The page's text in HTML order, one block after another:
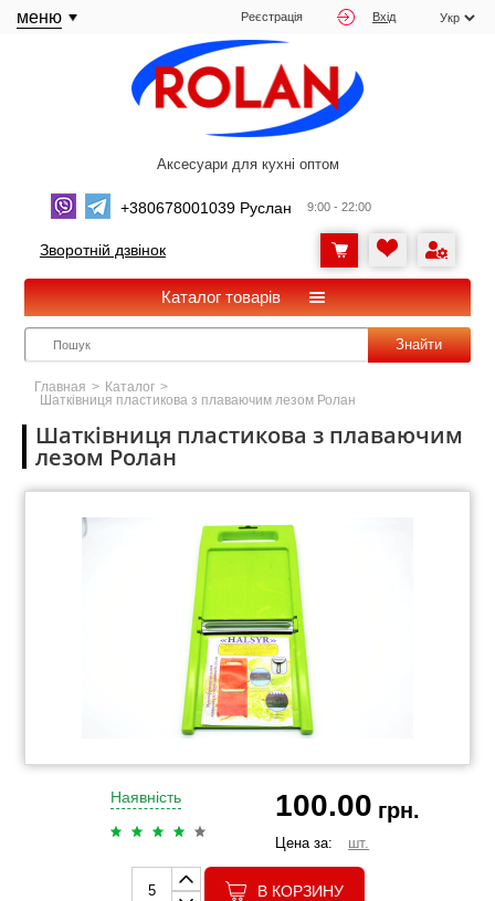
меню Реєстрація Вхід
Аксесуари для кухні оптом
+380678001039 Руслан 9:00 - 22:00
Зворотній дзвінок
Каталог товарів
Знайти
Главная > Каталог >
Шатківниця пластикова з плаваючим лезом Ролан
Шатківниця пластикова з плаваючим
лезом Ролан
Наявність 100.00 грн.
Цена за: шт.
В КОРЗИНУ